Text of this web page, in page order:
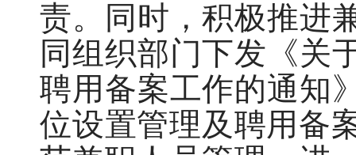
责。同时，积极推进
同组织部门下发《关
聘用备案工作的通知
位设置管理及聘用备